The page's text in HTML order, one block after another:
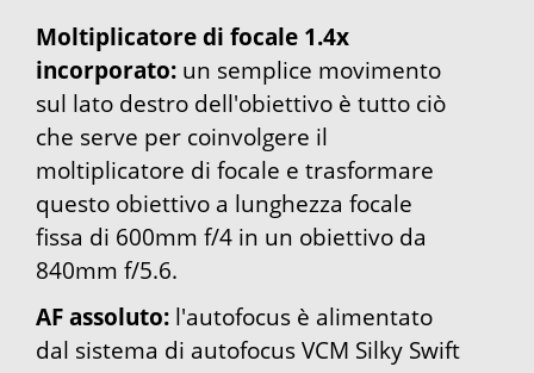
Moltiplicatore di focale 1.4x
incorporato: un semplice movimento
sul lato destro dell'obiettivo è tutto ciò
che serve per coinvolgere il
moltiplicatore di focale e trasformare
questo obiettivo a lunghezza focale
fissa di 600mm f/4 in un obiettivo da
840mm f/5.6.
AF assoluto: l'autofocus è alimentato
dal sistema di autofocus VCM Silky Swift